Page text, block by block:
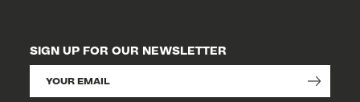
SIGN UP FOR OUR NEWSLETTER